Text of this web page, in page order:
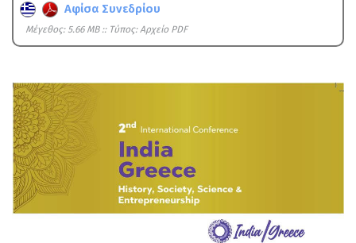
Αφίσα Συνεδρίου
Mέγεθος: 5.66 MB :: Τύπος: Αρχείο PDF